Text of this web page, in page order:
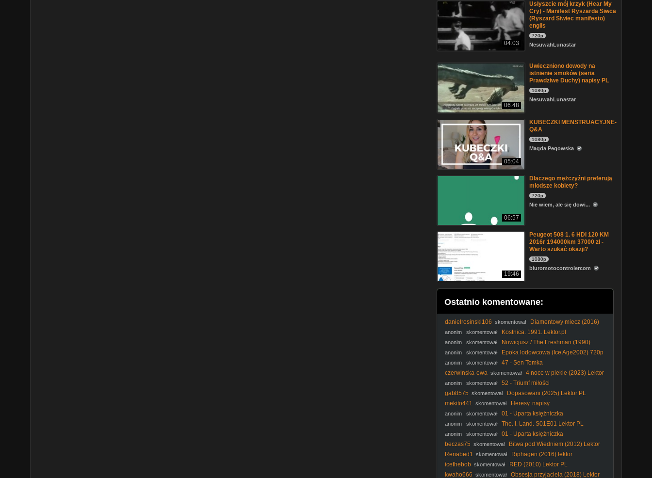
04:03
Usłyszcie mój krzyk (Hear My
Cry) - Manifest Ryszarda Siwca
(Ryszard Siwiec manifesto)
englis
720p
NesuwahLunastar
06:48
Uwieczniono dowody na
istnienie smoków (seria
Prawdziwe Duchy) napisy PL
1080p
NesuwahLunastar
05:04
KUBECZKI MENSTRUACYJNE-
Q&A
1080p
Magda Pegowska
06:57
Dlaczego mężczyźni preferują
młodsze kobiety?
720p
Nie wiem, ale się dowi...
19:46
Peugeot 508 1. 6 HDI 120 KM
2016r 194000km 37000 zł -
Warto szukać okazji?
1080p
biuromotocontrolercom
Ostatnio komentowane:
danielrosinski106 skomentował
Diamentowy miecz (2016)
Lektor PL
anonim skomentował Kostnica. 1991. Lektor.pl
anonim skomentował
Nowicjusz / The Freshman (1990)
[Lektor PL]
anonim skomentował
Epoka lodowcowa (Ice Age2002) 720p
Dubbing Pl 720p.
anonim skomentował
47 - Sen Tomka
czerwinska-ewa skomentował
4 noce w piekle (2023) Lektor
anonim skomentował
52 - Triumf miłości
gab8575 skomentował
Dopasowani (2025) Lektor PL
mekito441 skomentował Heresy. napisy
anonim skomentował 01 - Uparta księżniczka
anonim skomentował The. I. Land. S01E01 Lektor PL
anonim skomentował
01 - Uparta księżniczka
beczas75 skomentował
Bitwa pod Wiedniem (2012) Lektor
PL
Renabed1 skomentował
Riphagen (2016) lektor
icethebob skomentował
RED (2010) Lektor PL
kwaho666 skomentował Obsesja przyjaciela (2018) Lektor